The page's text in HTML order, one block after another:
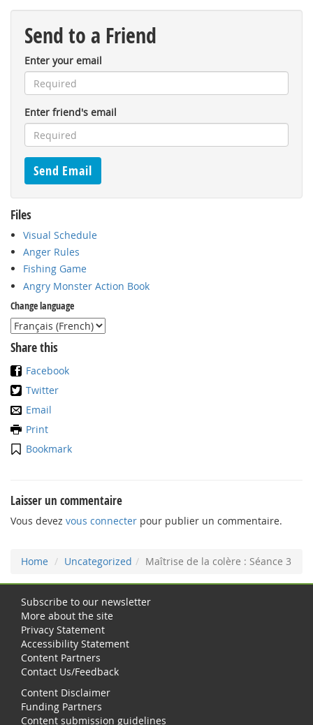
Send to a Friend
Enter your email
Enter friend's email
Files
Visual Schedule
Anger Rules
Fishing Game
Angry Monster Action Book
Change language
Share this
Facebook
Twitter
Email
Print
Bookmark
Laisser un commentaire
Vous devez vous connecter pour publier un commentaire.
Home Uncategorized Maîtrise de la colère : Séance 3
Subscribe to our newsletter
More about the site
Privacy Statement
Accessibility Statement
Content Partners
Contact Us/Feedback
Content Disclaimer
Funding Partners
Content submission guidelines